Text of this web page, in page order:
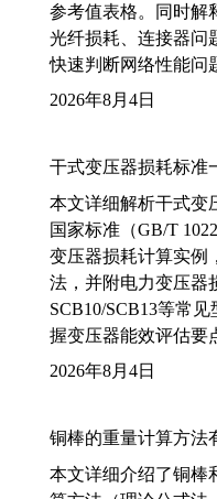
参考值表格。同时解
光纤损耗、连接器问
快速判断网络性能问
2026年8月4日
干式变压器损耗标准
本文详细解析干式变
国家标准（GB/T
变压器损耗计算实例
法，并附电力变压器
SCB10/SCB13等常
握变压器能效评估要
2026年8月4日
铜棒的重量计算方法
本文详细介绍了铜棒